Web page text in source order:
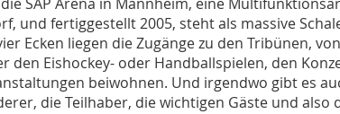
und fertiggestellt 2005, steht als massive
Ecken liegen die Zugänge zu den Tribünen,
den Eishockey- oder Handballspielen, den
beiwohnen. Und irgendwo gibt es
die Teilhaber, die wichtigen Gäste und also